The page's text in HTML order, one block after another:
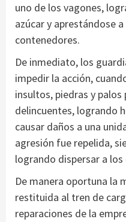
uno de los vagones,
azúcar y aprestándose
contenedores.
De inmediato, los
impedir la acción,
insultos, piedras y palos
delincuentes, logrando
causar daños a una
agresión fue repelida,
logrando dispersar a
De manera oportuna la
restituida al tren de
reparaciones de la